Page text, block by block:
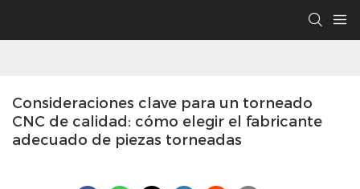
Consideraciones clave para un torneado
CNC de calidad: cómo elegir el fabricante
adecuado de piezas torneadas